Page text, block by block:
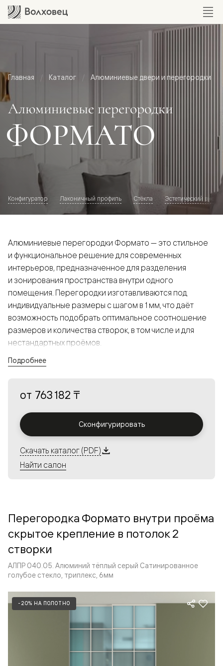
Главная Каталог Алюминиевые двери и перегородки
Алюминиевые перегородки
ФОРМАТО
Конфигуратор Лаконичный профиль Стёкла Эстетический
Алюминиевые перегородки Формато — это стильное
и функциональное решение для современных
интерьеров, предназначенное для разделения
и зонирования пространства внутри одного
помещения. Перегородки изготавливаются под
индивидуальные размеры с шагом в 1 мм, что даёт
возможность подобрать оптимальное соотношение
размеров и количества створок, в том числе и для
нестандартных проёмов.
а большой выбор вставок из стекла с различными
решения в интерьере и варьировать освещённость.
Алюминиевые перегородки имеют единый профиль
с алюминиевыми дверьми и легко сочетаются в одном
алюминиевых перегородок и дверей координируется
со стеновыми панелями Волховец.
Подробнее
от 763 182 ₸
Сконфигурировать
Скачать каталог (PDF)
Найти салон
Перегородка Формато внутри проёма
скрытое крепление в потолок 2
створки
АЛПР 040.05. Алюминий тёплый серый Сатинированное
голубое стекло, триплекс, 6мм
-20% НА ПОЛОТНО